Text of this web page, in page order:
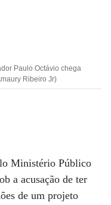
Paulo Octávio chega
Ribeiro Jr)
Ministério Público
a acusação de ter
de um projeto